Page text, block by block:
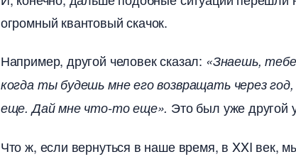
огромный квантовый скачок.
Например, другой человек сказал: «Знаешь,
когда ты будешь мне его возвращать через
еще. Дай мне что-то еще». Это был уже другой
Что ж, если вернуться в наше время, в XXI век,